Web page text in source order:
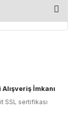
Alışveriş İmkanı
SSL sertifikası